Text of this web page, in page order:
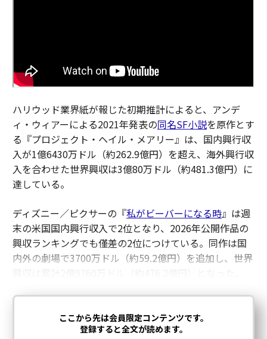
ハリウッド業界紙が報じた初期推計によると、アンデ
ィ・ウィアーによる2021年発表の同名SF小説を原作とす
る『プロジェクト・ヘイル・メアリー』は、国内興行収
入が1億6430万ドル（約262.9億円）を超え、海外興行収
入を合わせた世界興収は3億80万ドル（約481.3億円）に
達している。
ディズニー／ピクサーの『私がビーバーになる時』は週
末の米国国内興行収入で2位となり、2026年公開作品の
興収ランキングでも僅差の2位につけている。同作は国
内外の劇場で3700万ドル（約59.2億円）を追加し、世界